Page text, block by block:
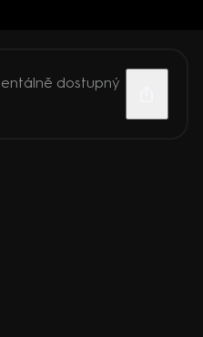
dostupný